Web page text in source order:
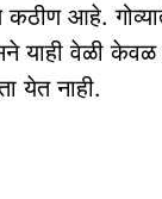
आहे.
याही वेळी
येत नाही.